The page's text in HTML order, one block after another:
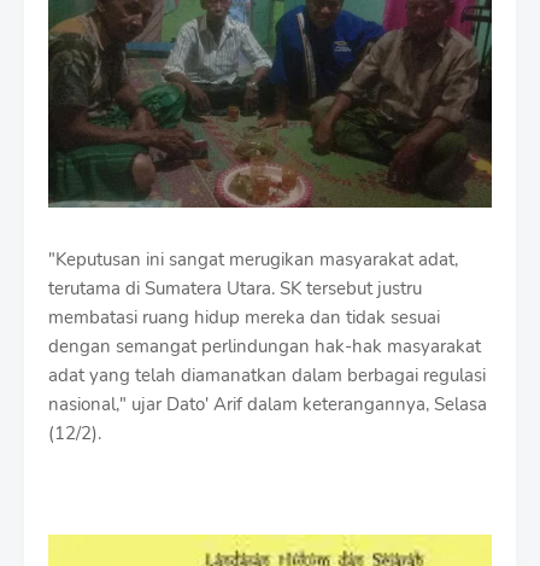
"Keputusan ini sangat merugikan masyarakat adat,
terutama di Sumatera Utara. SK tersebut justru
membatasi ruang hidup mereka dan tidak sesuai
dengan semangat perlindungan hak-hak masyarakat
adat yang telah diamanatkan dalam berbagai regulasi
nasional," ujar Dato' Arif dalam keterangannya, Selasa
(12/2).